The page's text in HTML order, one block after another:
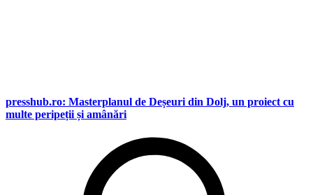
presshub.ro: Masterplanul de Deșeuri din Dolj, un proiect cu
multe peripeții și amânări